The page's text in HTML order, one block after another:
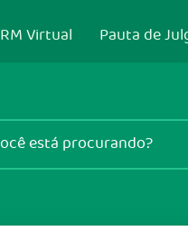
Virtual Pauta de